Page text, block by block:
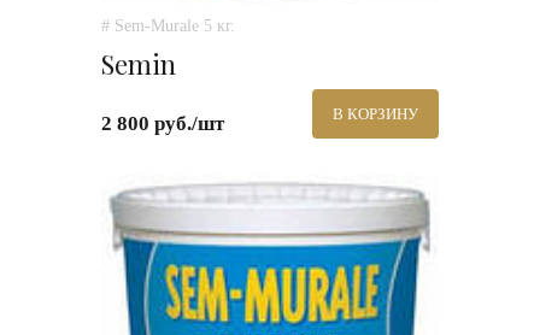
# Sem-Murale 5 кг.
Semin
2 800 руб./шт В КОРЗИНУ